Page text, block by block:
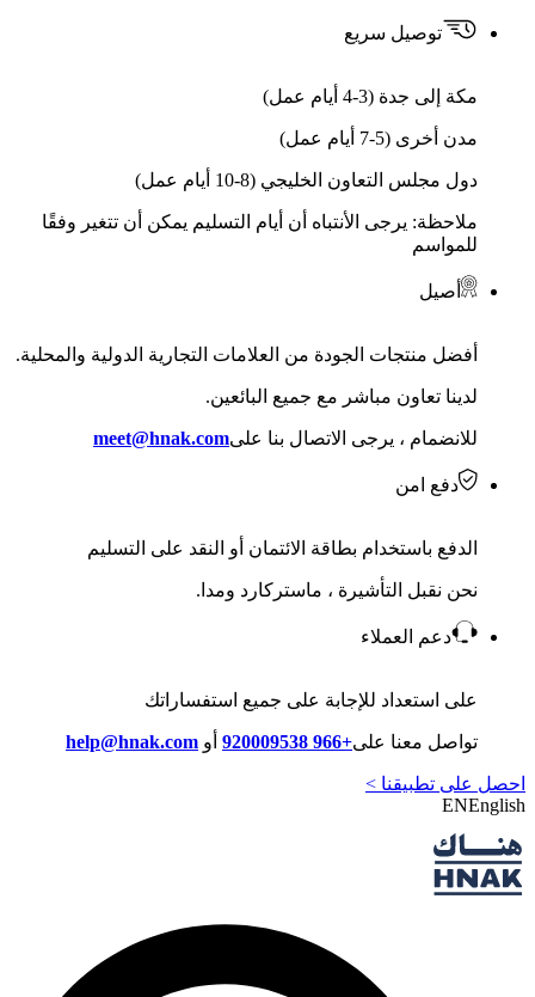
توصيل سريع
مكة إلى جدة (3-4 أيام عمل)
مدن أخرى (5-7 أيام عمل)
دول مجلس التعاون الخليجي (8-10 أيام عمل)
ملاحظة: يرجى الأنتباه أن أيام التسليم يمكن أن تتغير وفقًا
للمواسم
أصيل
أفضل منتجات الجودة من العلامات التجارية الدولية والمحلية.
لدينا تعاون مباشر مع جميع البائعين.
للانضمام ، يرجى الاتصال بنا علىmeet@hnak.com
دفع امن
الدفع باستخدام بطاقة الائتمان أو النقد على التسليم
نحن نقبل التأشيرة ، ماستركارد ومدا.
دعم العملاء
على استعداد للإجابة على جميع استفساراتك
تواصل معنا على+966 920009538 أو help@hnak.com
احصل على تطبيقنا >
ENEnglish